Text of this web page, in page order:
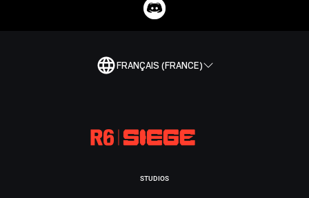
FRANÇAIS (FRANCE)
STUDIOS